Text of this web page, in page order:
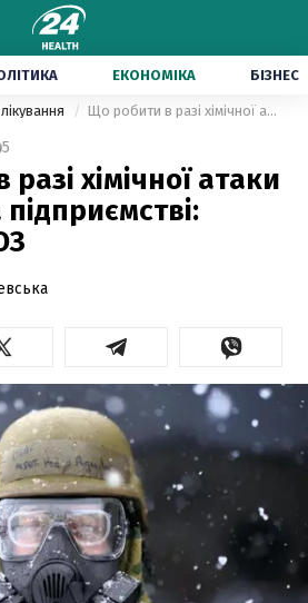
ЕКОНОМІКА БІЗНЕС
Що робити в разі хімічної атаки чи аварії на підприємстві: пам'ятка МОЗ
5
хімічної атаки
підприємстві: